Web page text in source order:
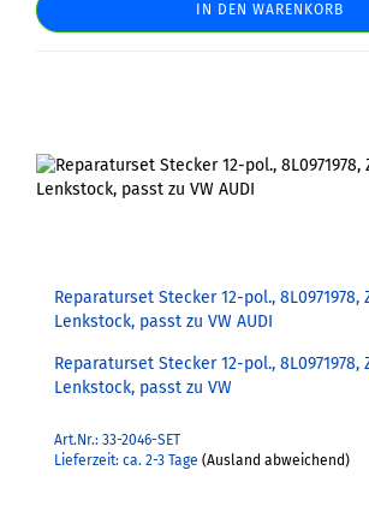
IN DEN WARENKORB
Reparaturset Stecker 12-pol., 8L0971978,
Lenkstock, passt zu VW AUDI
Reparaturset Stecker 12-pol., 8L0971978,
Lenkstock, passt zu VW
Art.Nr.: 33-2046-SET
Lieferzeit: ca. 2-3 Tage (Ausland abweichend)